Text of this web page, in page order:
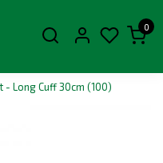
0
- Long Cuff 30cm (100)